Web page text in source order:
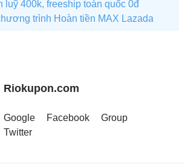
luỹ 400k, freeship toàn quốc 0đ
trình Hoàn tiền MAX Lazada
Riokupon.com
Google Facebook
Group
Twitter